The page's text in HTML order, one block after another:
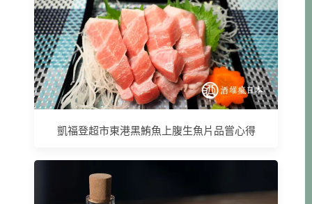
凱福登超市東港黑鮪魚上腹生魚片品嘗心得